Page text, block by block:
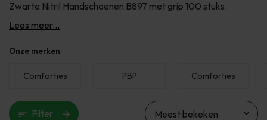
Zwarte Nitril Handschoenen B897 met grip 100 stuks.
Lees meer...
Onze merken
Comforties PBP Comforties
Filter